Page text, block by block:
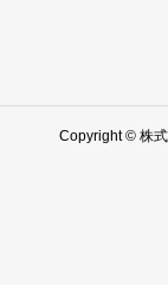
Copyright © 株